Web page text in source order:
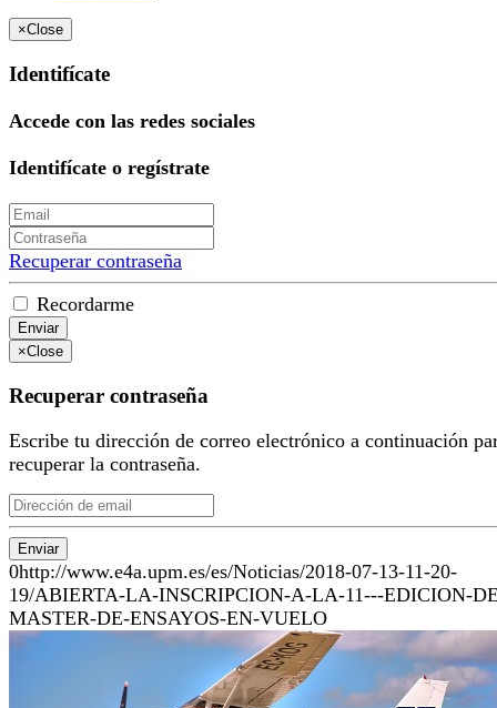
×Close
Identifícate
Accede con las redes sociales
Identifícate o regístrate
Recuperar contraseña
Recordarme
Enviar
×Close
Recuperar contraseña
Escribe tu dirección de correo electrónico a continuación
recuperar la contraseña.
Enviar
0http://www.e4a.upm.es/es/Noticias/2018-07-13-11-20-
19/ABIERTA-LA-INSCRIPCION-A-LA-11---EDICION-
MASTER-DE-ENSAYOS-EN-VUELO